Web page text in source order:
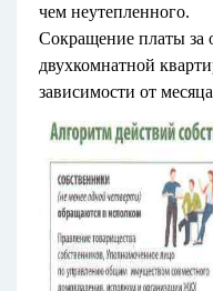
чем неутепленного.
Сокращение платы за
двухкомнатной
зависимости от